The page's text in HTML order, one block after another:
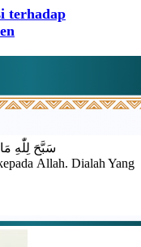
terhadap
سَبَّحَ لِلّٰهِ
Allah. Dialah Yang